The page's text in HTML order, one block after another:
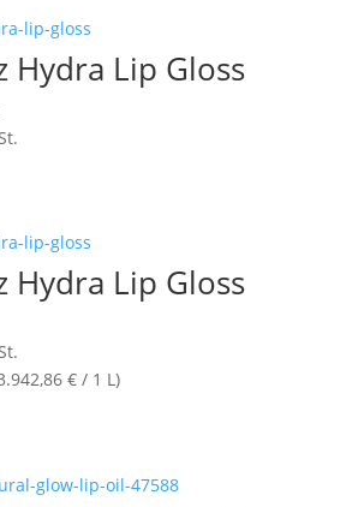
Hydra Lip Gloss
€
Hydra Lip Gloss
€/ 1 L)